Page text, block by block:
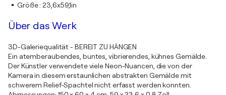
Größe: 23,6x59,1in
Über das Werk
3D-Galeriequalität - BEREIT ZU HÄNGEN
Ein atemberaubendes, buntes, vibrierendes, kühnes Gemälde.
Der Künstler verwendete viele Neon-Nuancen, die von der
Kamera in diesem erstaunlichen abstrakten Gemälde mit
schwerem Relief-Spachtel nicht erfasst werden konnten.